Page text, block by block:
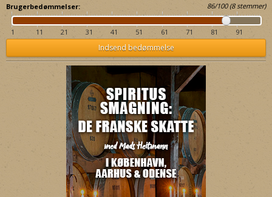
Brugerbedømmelser: 86/100(8stemmer)
1 11 21 31 41 51 61 71 81 91
Indsend bedømmelse